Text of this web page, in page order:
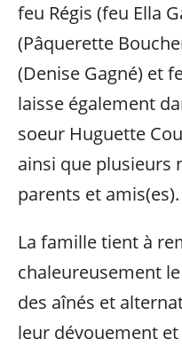
feu Régis (feu Ella
(Pâquerette
(Denise Gagné) et
laisse également
soeur Huguette
ainsi que plusieurs
parents et amis(es).
La famille tient à
chaleureusement
des aînés et
leur dévouement